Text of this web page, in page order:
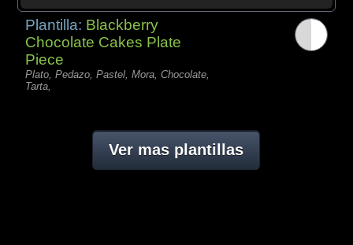
Plantilla: Blackberry
Chocolate Cakes Plate
Piece
Plato, Pedazo, Pastel, Mora, Chocolate,
Tarta,
Ver mas plantillas